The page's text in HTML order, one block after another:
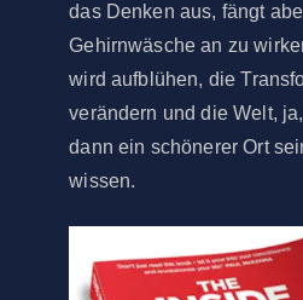
das Denken aus, fängt
Gehirnwäsche an zu
wird aufblühen, die
verändern und die Welt,
dann ein schönerer Ort
wissen.